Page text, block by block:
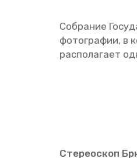
Со­бра­ние
фо­то­гра­фии, в
рас­по­ла­га­ет
Сте­рео­скоп